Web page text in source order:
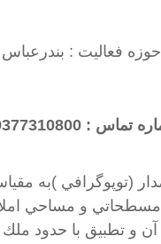
حوزه فعالیت : بندرعباس
تماس : 09377310800
(توپوگرافي )به مقياس
مسطحاتي و مساحي
آن و تطبيق با حدود ملك